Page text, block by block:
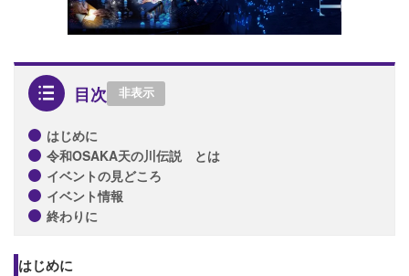
目次 非表示
はじめに
令和OSAKA天の川伝説 とは
イベントの見どころ
イベント情報
終わりに
はじめに